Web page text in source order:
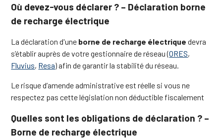
Où devez-vous déclarer ? – Déclaration borne
de recharge électrique
La déclaration d'une borne de recharge électrique devra
s’établir auprès de votre gestionnaire de réseau (ORES,
Fluvius, Resa) afin de garantir la stabilité du réseau.
Le risque d’amende administrative est réelle si vous ne
respectez pas cette législation non déductible fiscalement
Quelles sont les obligations de déclaration ? –
Borne de recharge électrique